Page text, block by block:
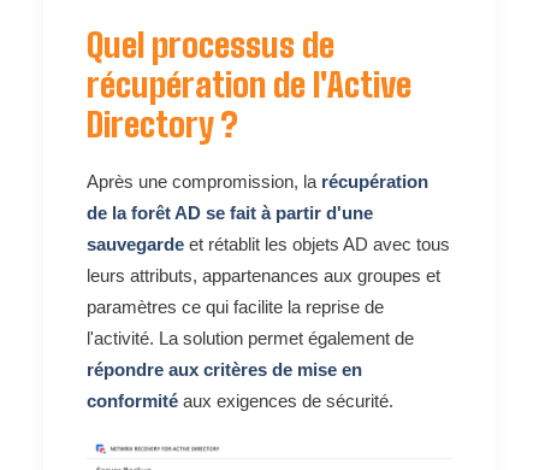
Quel processus de
récupération de l'Active
Directory ?
Après une compromission, la récupération
de la forêt AD se fait à partir d'une
sauvegarde et rétablit les objets AD avec tous
leurs attributs, appartenances aux groupes et
paramètres ce qui facilite la reprise de
l'activité. La solution permet également de
répondre aux critères de mise en
conformité aux exigences de sécurité.